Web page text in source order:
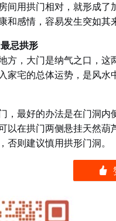
间用拱门相对，就形成了
和感情，容易发生突如其
忌拱形
方，大门是纳气之口，
家宅的总体运势，是风水
，最好的办法是在门洞内
以在拱门两侧悬挂天然葫
否则建议慎用拱形门洞。
󰄼